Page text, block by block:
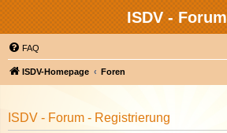
ISDV - Forum
FAQ
ISDV-Homepage Foren
ISDV - Forum - Registrierung